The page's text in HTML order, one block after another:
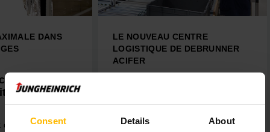
Consent Details About
DANS
de Victorinox,
LE NOUVEAU CENTRE
LOGISTIQUE DE DEBRUNNER
ACIFER
technologie dernier cri
L'entrepôt automatique de petites